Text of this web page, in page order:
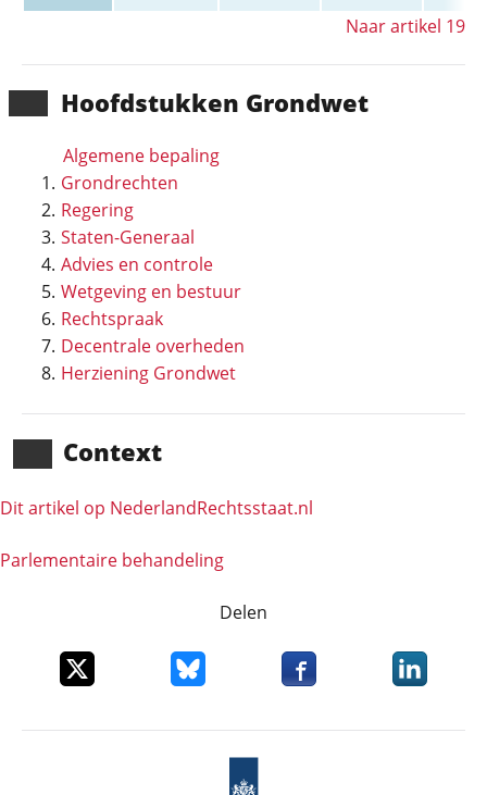
Hoofd­stukken Grondwet
Algemene bepaling
Grondrechten
Regering
Staten-Generaal
Advies en controle
Wetgeving en bestuur
Rechtspraak
Decentrale overheden
Herziening Grondwet
Context
Dit artikel op NederlandRechts­staat.nl
Parlementaire behandeling
Naar artikel 19
Delen
Deel dit item op XDeel dit item op Bluesky
Deel dit item opDeel dit